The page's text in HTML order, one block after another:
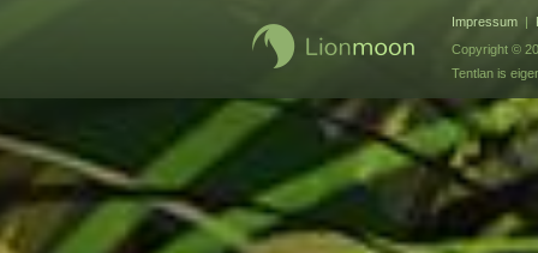
Impressum |
Copyright ©
Tentlan is